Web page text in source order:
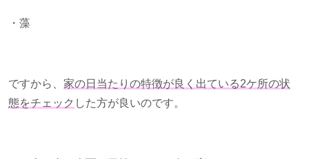
・藻
ですから、 家の日当たりの特徴が良く出ている2ケ所の状
態をチェック した方が良いのです。